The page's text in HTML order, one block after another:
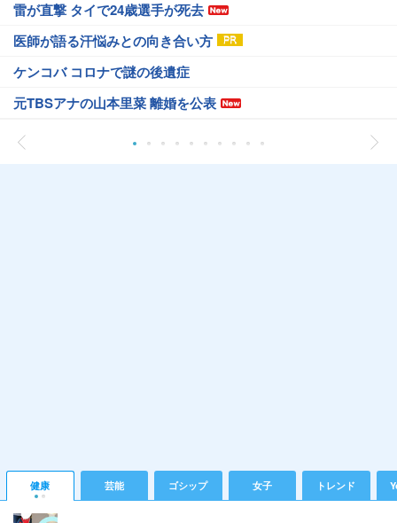
雷が直撃 タイで24歳選手が死去
医師が語る汗悩みとの向き合い方
ケンコバ コロナで謎の後遺症
元TBSアナの山本里菜 離婚を公表
健康 芸能 ゴシップ 女子 トレンド